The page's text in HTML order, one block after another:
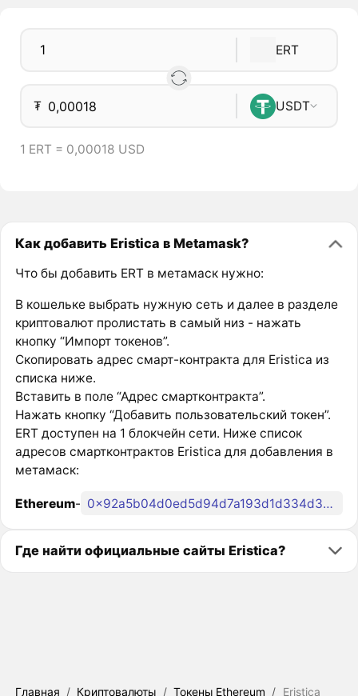
ERT
₮ USDT
1 ERT = 0,00018 USD
Как добавить Eristica в Metamask?
Что бы добавить ERT в метамаск нужно:
В кошельке выбрать нужную сеть и далее в разделе
криптовалют пролистать в самый низ - нажать
кнопку “Импорт токенов”.
Скопировать адрес смарт-контракта для Eristica из
списка ниже.
Вставить в поле “Адрес смартконтракта”.
Нажать кнопку “Добавить пользовательский токен”.
ERT доступен на 1 блокчейн сети. Ниже список
адресов смартконтрактов Eristica для добавления в
метамаск:
Ethereum- 0x92a5b04d0ed5d94d7a193d1d334d3d16996f4e13
Где найти официальные сайты Eristica?
Главная / Криптовалюты / Токены Ethereum / Eristica